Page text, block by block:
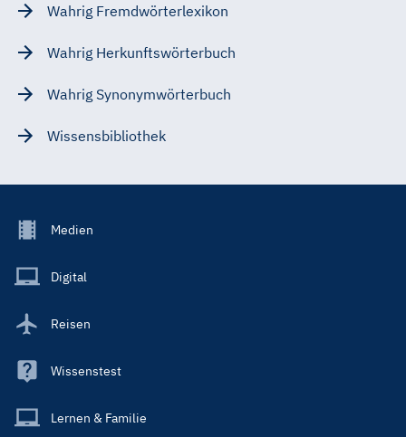
Wahrig Fremdwörterlexikon
Wahrig Herkunftswörterbuch
Wahrig Synonymwörterbuch
Wissensbibliothek
Footer
Main
Medien
Digital
Reisen
Wissenstest
Lernen & Familie